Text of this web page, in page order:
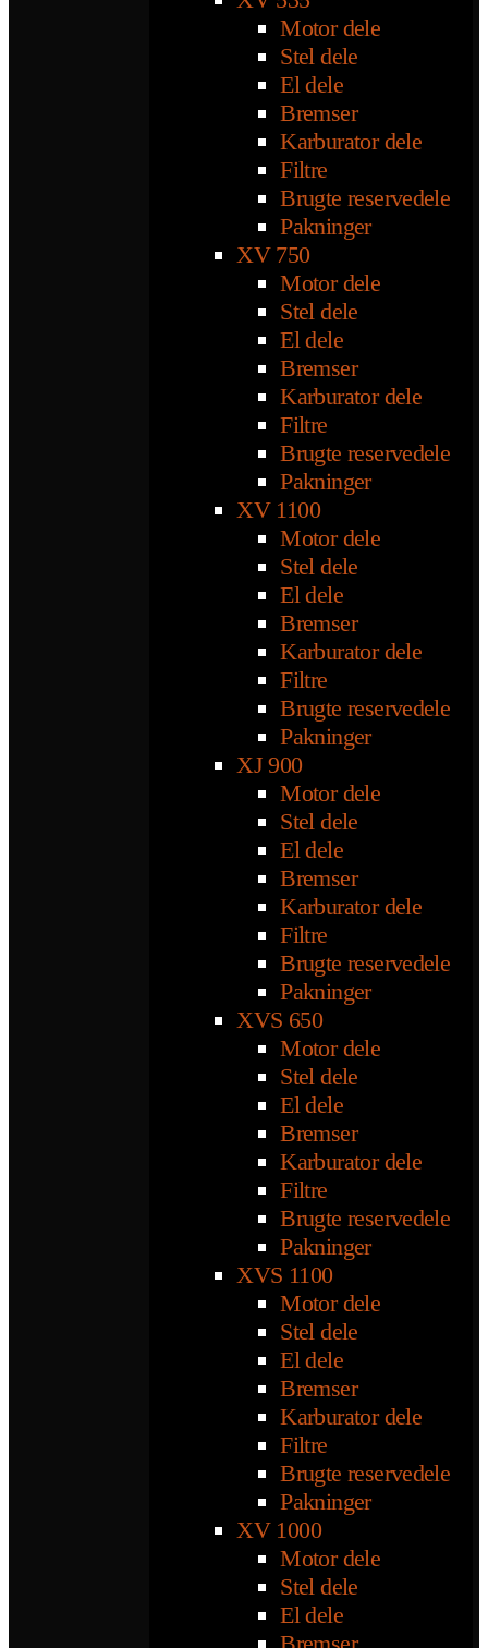
Motor dele
Stel dele
El dele
Bremser
Karburator dele
Filtre
Brugte reservedele
Pakninger
XV 750
Motor dele
Stel dele
El dele
Bremser
Karburator dele
Filtre
Brugte reservedele
Pakninger
XV 1100
Motor dele
Stel dele
El dele
Bremser
Karburator dele
Filtre
Brugte reservedele
Pakninger
XJ 900
Motor dele
Stel dele
El dele
Bremser
Karburator dele
Filtre
Brugte reservedele
Pakninger
XVS 650
Motor dele
Stel dele
El dele
Bremser
Karburator dele
Filtre
Brugte reservedele
Pakninger
XVS 1100
Motor dele
Stel dele
El dele
Bremser
Karburator dele
Filtre
Brugte reservedele
Pakninger
XV 1000
Motor dele
Stel dele
El dele